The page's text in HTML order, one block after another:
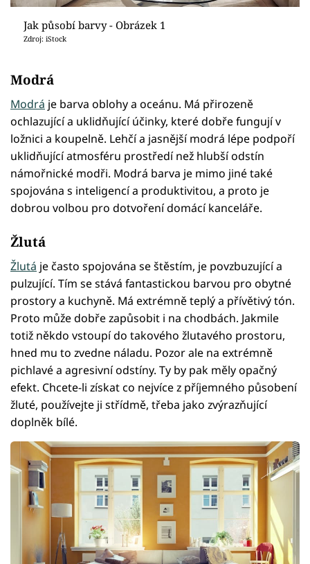
Jak působí barvy - Obrázek 1
Zdroj: iStock
Modrá
Modrá je barva oblohy a oceánu. Má přirozeně
ochlazující a uklidňující účinky, které dobře fungují v
ložnici a koupelně. Lehčí a jasnější modrá lépe podpoří
uklidňující atmosféru prostředí než hlubší odstín
námořnické modři. Modrá barva je mimo jiné také
spojována s inteligencí a produktivitou, a proto je
dobrou volbou pro dotvoření domácí kanceláře.
Žlutá
Žlutá je často spojována se štěstím, je povzbuzující a
pulzující. Tím se stává fantastickou barvou pro obytné
prostory a kuchyně. Má extrémně teplý a přívětivý tón.
Proto může dobře zapůsobit i na chodbách. Jakmile
totiž někdo vstoupí do takového žlutavého prostoru,
hned mu to zvedne náladu. Pozor ale na extrémně
pichlavé a agresivní odstíny. Ty by pak měly opačný
efekt. Chcete-li získat co nejvíce z příjemného působení
žluté, používejte ji střídmě, třeba jako zvýrazňující
doplněk bílé.